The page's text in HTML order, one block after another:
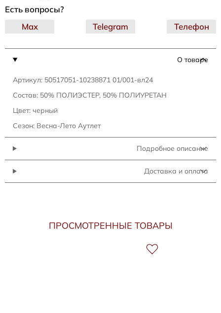
О товаре
Артикул: 50517051-10238871 01/001-вл24
Состав: 50% ПОЛИЭСТЕР, 50% ПОЛИУРЕТАН
Цвет: черный
Сезон: Весна-Лето Аутлет
Подробное описание
Доставка и оплата
Есть вопросы?
Telegram
Max Телефон
ПРОСМОТРЕННЫЕ ТОВАРЫ